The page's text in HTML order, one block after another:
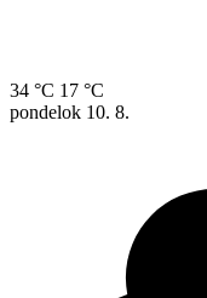
34 °C 17 °C
pondelok 10. 8.